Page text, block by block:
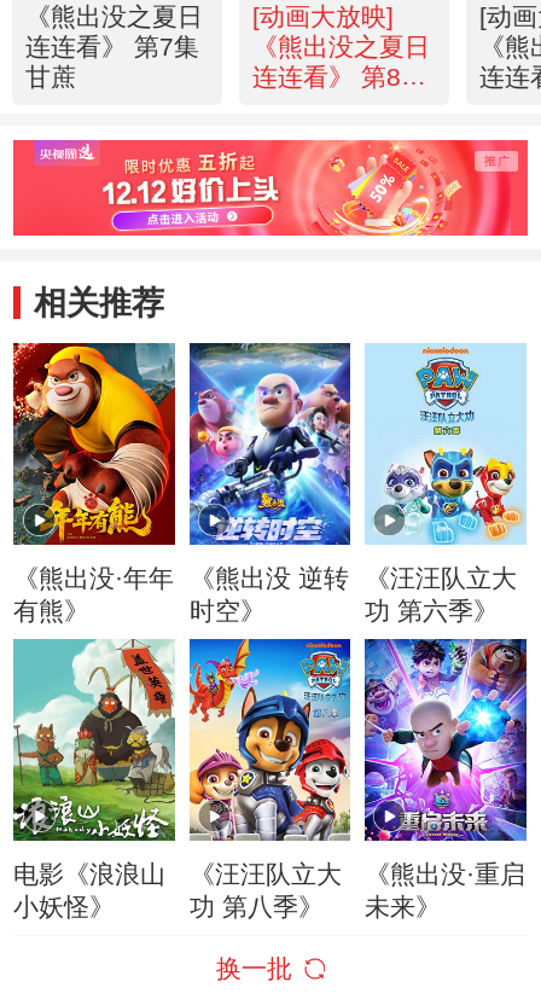
《熊出没之夏日
连连看》 第7集
甘蔗
[动画大放映]
《熊出没之夏日
连连看》 第8集
[动
《
连连
相关推荐
《熊出没·年年
有熊》
《熊出没 逆转
时空》
《汪汪队立大
功 第六季》
电影《浪浪山
小妖怪》
《汪汪队立大
功 第八季》
《熊出没·重启
未来》
换一批